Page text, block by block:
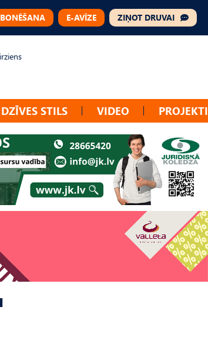
E-AVĪZE ZIŅOT DRUVAI
DZĪVES STILS VIDEO PROJEKTI